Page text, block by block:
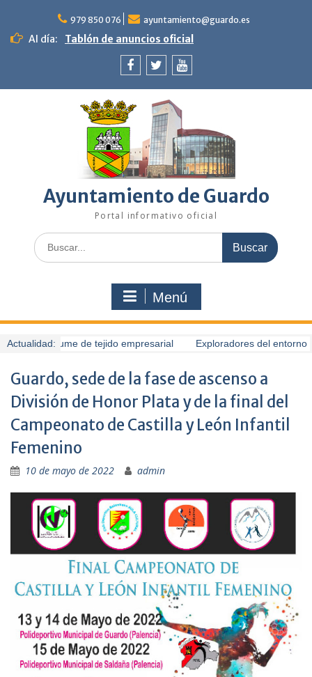
contenido
979 850 076 ayuntamiento@guardo.es
Al día: Tablón de anuncios oficial
Ayuntamiento de Guardo
Portal informativo oficial
Buscar:
Menú
Actualidad:presume de tejido empresarial Exploradores del entorno
Guardo, sede de la fase de ascenso a
División de Honor Plata y de la final del
Campeonato de Castilla y León Infantil
Femenino
10 de mayo de 2022 admin